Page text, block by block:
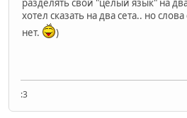
разделять свой "целый язык" на
хотел сказать на два сета.. но
нет.
)
:3